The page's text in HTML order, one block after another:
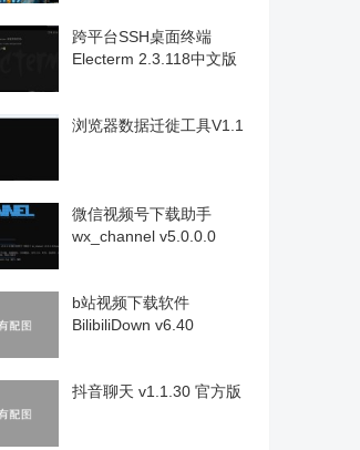
跨平台SSH桌面终端
Electerm 2.3.118中文版
浏览器数据迁徙工具V1.1
微信视频号下载助手
wx_channel v5.0.0.0
b站视频下载软件
BilibiliDown v6.40
抖音聊天 v1.1.30 官方版